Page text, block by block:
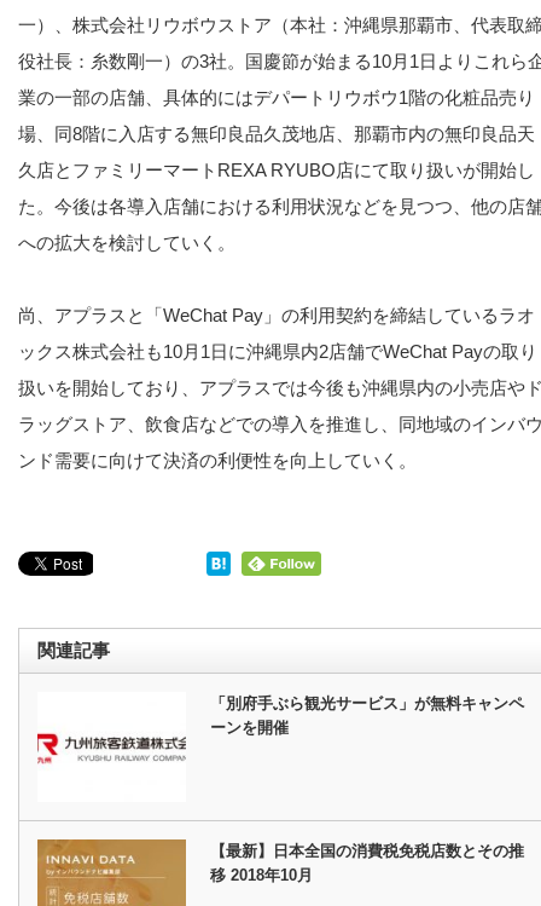
一）、株式会社リウボウストア（本社：沖縄県那覇市、代表取
役社長：糸数剛一）の3社。国慶節が始まる10月1日よりこれら
業の一部の店舗、具体的にはデパートリウボウ1階の化粧品売り
場、同8階に入店する無印良品久茂地店、那覇市内の無印良品天
久店とファミリーマートREXA RYUBO店にて取り扱いが開始し
た。今後は各導入店舗における利用状況などを見つつ、他の店
への拡大を検討していく。
尚、アプラスと「WeChat Pay」の利用契約を締結しているラオ
ックス株式会社も10月1日に沖縄県内2店舗でWeChat Payの取り
扱いを開始しており、アプラスでは今後も沖縄県内の小売店や
ラッグストア、飲食店などでの導入を推進し、同地域のインバ
ンド需要に向けて決済の利便性を向上していく。
関連記事
「別府手ぶら観光サービス」が無料キャンペ
ーンを開催
【最新】日本全国の消費税免税店数とその推
移 2018年10月